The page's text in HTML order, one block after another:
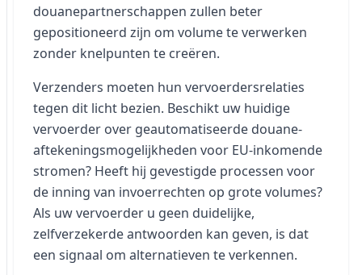
douanepartnerschappen zullen beter
gepositioneerd zijn om volume te verwerken
zonder knelpunten te creëren.
Verzenders moeten hun vervoerdersrelaties
tegen dit licht bezien. Beschikt uw huidige
vervoerder over geautomatiseerde douane-
aftekeningsmogelijkheden voor EU-inkomende
stromen? Heeft hij gevestigde processen voor
de inning van invoerrechten op grote volumes?
Als uw vervoerder u geen duidelijke,
zelfverzekerde antwoorden kan geven, is dat
een signaal om alternatieven te verkennen.